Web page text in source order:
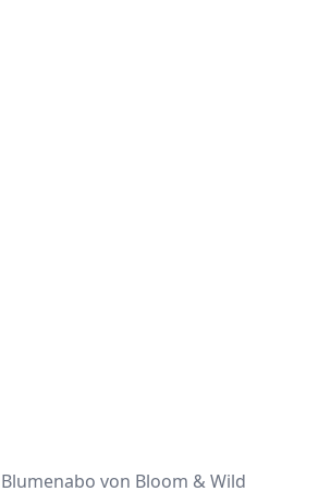
Blumenabo von Bloom & Wild